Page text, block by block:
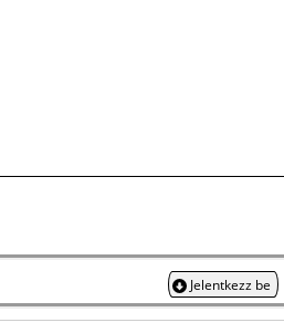
Jelentkezz be